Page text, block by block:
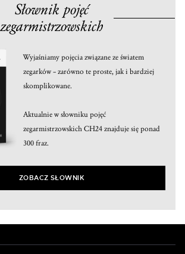
Słownik pojęć
zegarmistrzowskich
Wyjaśniamy pojęcia związane ze światem
zegarków – zarówno te proste, jak i bardziej
skomplikowane.
Aktualnie w słowniku pojęć
zegarmistrzowskich CH24 znajduje się ponad
300 fraz.
ZOBACZ SŁOWNIK